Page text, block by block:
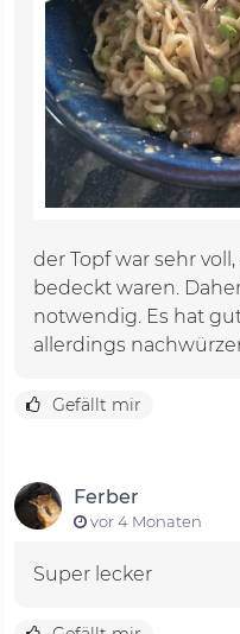
der Topf war sehr
bedeckt waren.
notwendig. Es hat
allerdings
Gefällt mir
Ferber
vor 4 Monaten
Super lecker